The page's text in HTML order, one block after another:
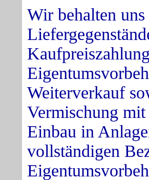
Wir behalten
Weiterverkauf
Vermischung
Einbau in
vollständigen